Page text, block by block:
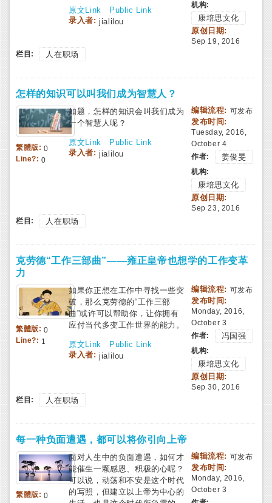
原文Link
Public Link
录入者:jialilou
机构:
康培思文化
原创日期:
Sep 19, 2016
栏目:
人在职场
怎样的知识可以叫我们成为智慧人？
繁體版: 0
Line?:0
如题，怎样的知识会叫我们成为
一个智慧人呢？
原文Link
Public Link
录入者:jialilou
编辑流程: 可发布
发布时间:
Tuesday, 2016,
October 4
作者:
姜俊旻
机构:
康培思文化
原创日期:
Sep 23, 2016
栏目:
人在职场
克劳德“工作三部曲”——雍正皇帝也想学的工作变革
力
繁體版: 0
Line?: 1
如果你正想在工作中寻找一些突
破，那么克劳德的“工作三部
曲”或许可以帮助你，让你拥有
应付当代多变工作世界的能力。
原文Link
Public Link
录入者:jialilou
编辑流程: 可发布
发布时间:
Monday, 2016,
October 3
作者:
冯国强
机构:
康培思文化
原创日期:
Sep 30, 2016
栏目:
人在职场
每一种负面遭遇，都可以将你引向上帝
繁體版: 0
面对人生中的负面遭遇，如何才
能催生一颗感恩、积极的心呢？
可以说，动荡和不安是这个时代
的写照，但建立以上帝为中心的
编辑流程: 可发布
发布时间:
Monday, 2016,
October 3